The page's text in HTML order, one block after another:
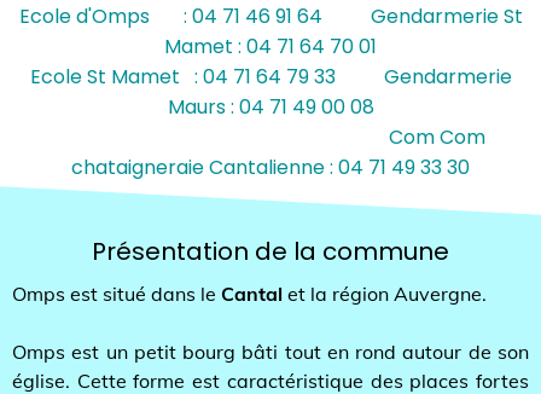
Ecole d'Omps : 04 71 46 91 64 Gendarmerie St
Mamet : 04 71 64 70 01
Ecole St Mamet : 04 71 64 79 33 Gendarmerie
Maurs : 04 71 49 00 08
Com Com
chataigneraie Cantalienne : 04 71 49 33 30
Présentation de la commune
Omps est situé dans le Cantal et la région Auvergne.
Omps est un petit bourg bâti tout en rond autour de son
église. Cette forme est caractéristique des places fortes